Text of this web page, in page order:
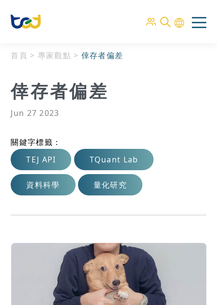
首頁 > 專家觀點 > 倖存者偏差
倖存者偏差
Jun 27 2023
關鍵字標籤：
TEJ API
TQuant Lab
資料科學 量化研究